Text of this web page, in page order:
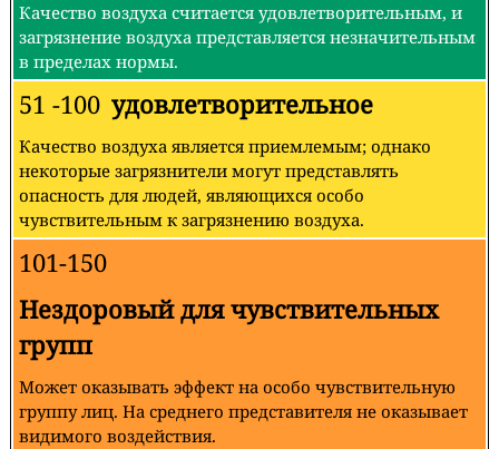
Качество воздуха считается удовлетворительным, и
загрязнение воздуха представляется незначительным
в пределах нормы.
51 -100 удовлетворительное
Качество воздуха является приемлемым; однако
некоторые загрязнители могут представлять
опасность для людей, являющихся особо
чувствительным к загрязнению воздуха.
101-150
Нездоровый для чувствительных
групп
Может оказывать эффект на особо чувствительную
группу лиц. На среднего представителя не оказывает
видимого воздействия.